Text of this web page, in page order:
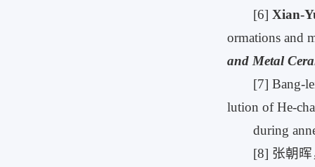
[6] Xian-
ormations and
and Metal
[7] Bang-
lution of He-
during
[8] 张朝晖